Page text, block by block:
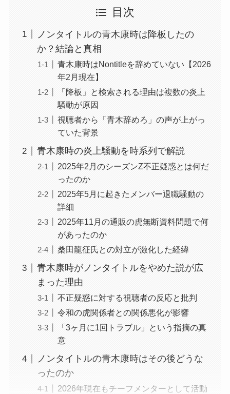
目次
ノンタイトルの青木康時は降板したの
か？結論と真相
青木康時はNontitleを辞めていない【2026
年2月現在】
「降板」と検索される理由は複数の炎上
騒動が原因
視聴者から「青木辞めろ」の声が上がっ
ていた背景
青木康時の炎上騒動を時系列で解説
2025年2月のシーズンZ不正疑惑とは何だ
ったのか
2025年5月に起きたメンバー退職騒動の
詳細
2025年11月の通販の虎無断資料問題で何
があったのか
桑田龍征氏との対立が激化した経緯
青木康時がノンタイトルをやめた説が広
まった理由
不正疑惑に対する視聴者の反応と批判
令和の虎関係者との関係悪化が影響
「3ヶ月に1回トラブル」という指摘の真
意
ノンタイトルの青木康時はその後どうな
ったのか
2026年現在もチーフメンターとして活動